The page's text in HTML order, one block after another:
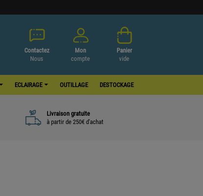
Contactez
Nous
Mon
compte
Panier
vide
ECLAIRAGE OUTILLAGE DESTOCKAGE
Livraison gratuite
à partir de 250€ d'achat